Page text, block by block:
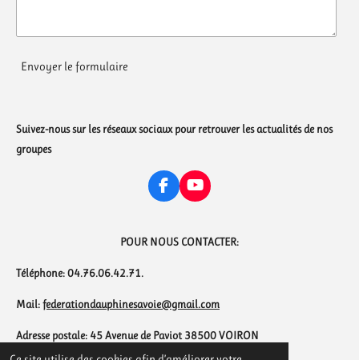
Envoyer le formulaire
Suivez-nous sur les réseaux sociaux pour retrouver les actualités de nos
groupes
F
a
e
b
Y
o
T
u
POUR NOUS CONTACTER:
Téléphone: 04.76.06.42.71.
Mail:federationdauphinesavoie@gmail.com
Adresse postale: 45 Avenue de Paviot 38500 VOIRON